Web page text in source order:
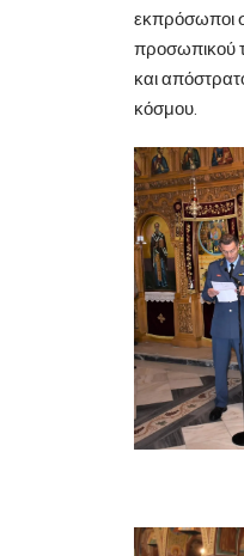
εκπρόσωποι
προσωπικού
και
κόσμου.